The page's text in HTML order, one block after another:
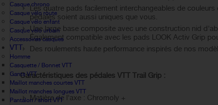
Casque chrono
Casque vélo route
Casque vélo enfant
Casque vélo urbain
Accessoires casques
VTT
Homme
Casquette / Bonnet VTT
Gants VTT
Maillot manches courtes VTT
Maillot manches longues VTT
Pantalon / short VTT
Les quatre pads facilement interchangeables de
pédales soient aussi uniques que vous.
Une large base composite avec une construction nid
Également compatible avec les pads LOOK Activ Grip
Des roulements haute performance inspirés de nos
Caractéristiques des pédales VTT Trail Grip :
Matière de l'axe : Chromoly +